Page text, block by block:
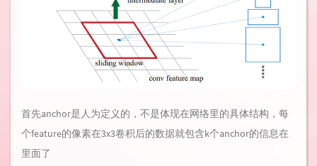
首先anchor是人为定义的，不是体现在网络里的具体结构，每
个feature的像素在3x3卷积后的数据就包含k个anchor的信息在
里面了